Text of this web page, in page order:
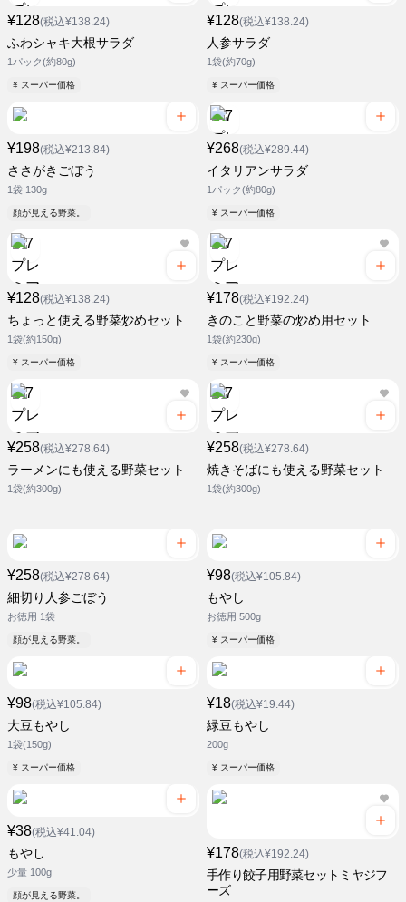
¥128(税込¥138.24)
ふわシャキ大根サラダ
1パック(約80g)
¥ スーパー価格
¥128(税込¥138.24)
人参サラダ
1袋(約70g)
¥ スーパー価格
¥198(税込¥213.84)
ささがきごぼう
1袋 130g
顔が見える野菜。
¥268(税込¥289.44)
イタリアンサラダ
1パック(約80g)
¥ スーパー価格
¥128(税込¥138.24)
ちょっと使える野菜炒めセット
1袋(約150g)
¥ スーパー価格
¥178(税込¥192.24)
きのこと野菜の炒め用セット
1袋(約230g)
¥ スーパー価格
¥258(税込¥278.64)
ラーメンにも使える野菜セット
1袋(約300g)
¥258(税込¥278.64)
焼きそばにも使える野菜セット
1袋(約300g)
¥258(税込¥278.64)
細切り人参ごぼう
お徳用 1袋
顔が見える野菜。
¥98(税込¥105.84)
もやし
お徳用 500g
¥ スーパー価格
¥98(税込¥105.84)
大豆もやし
1袋(150g)
¥ スーパー価格
¥18(税込¥19.44)
緑豆もやし
200g
¥ スーパー価格
¥38(税込¥41.04)
もやし
少量 100g
顔が見える野菜。
¥178(税込¥192.24)
手作り餃子用野菜セットミヤジフ
ーズ